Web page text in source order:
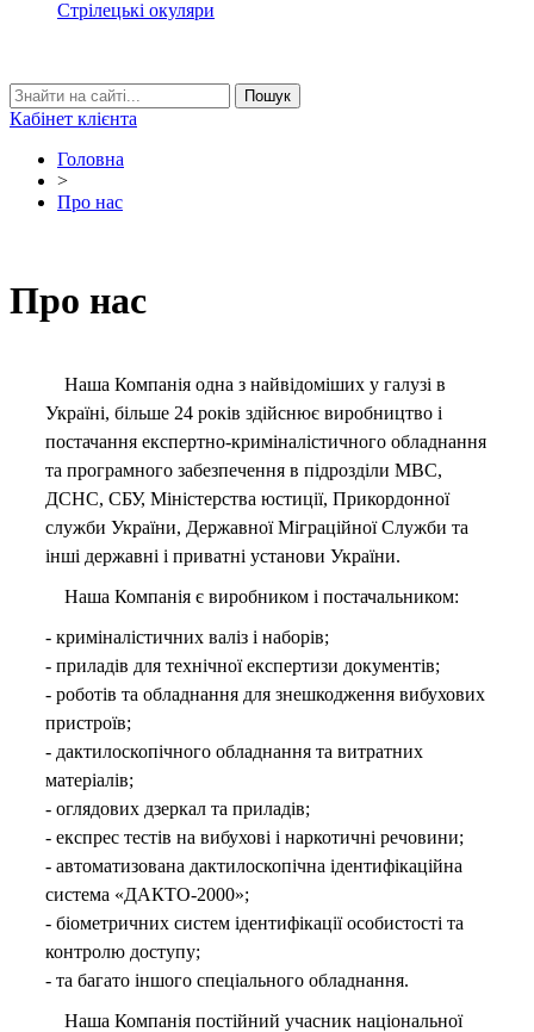
Стрілецькі окуляри
Кабінет клієнта
Головна
>
Про нас
Про нас
Наша Компанія одна з найвідоміших у галузі в
Україні, більше 24 років здійснює виробництво і
постачання експертно-криміналістичного обладнання
та програмного забезпечення в підрозділи МВС,
ДСНС, СБУ, Міністерства юстиції, Прикордонної
служби України, Державної Міграційної Служби та
інші державні і приватні установи України.
Наша Компанія є виробником і постачальником:
- криміналістичних валіз і наборів;
- приладів для технічної експертизи документів;
- роботів та обладнання для знешкодження вибухових
пристроїв;
- дактилоскопічного обладнання та витратних
матеріалів;
- оглядових дзеркал та приладів;
- експрес тестів на вибухові і наркотичні речовини;
- автоматизована дактилоскопічна ідентифікаційна
система «ДАКТО-2000»;
- біометричних систем ідентифікації особистості та
контролю доступу;
- та багато іншого спеціального обладнання.
Наша Компанія постійний учасник національної